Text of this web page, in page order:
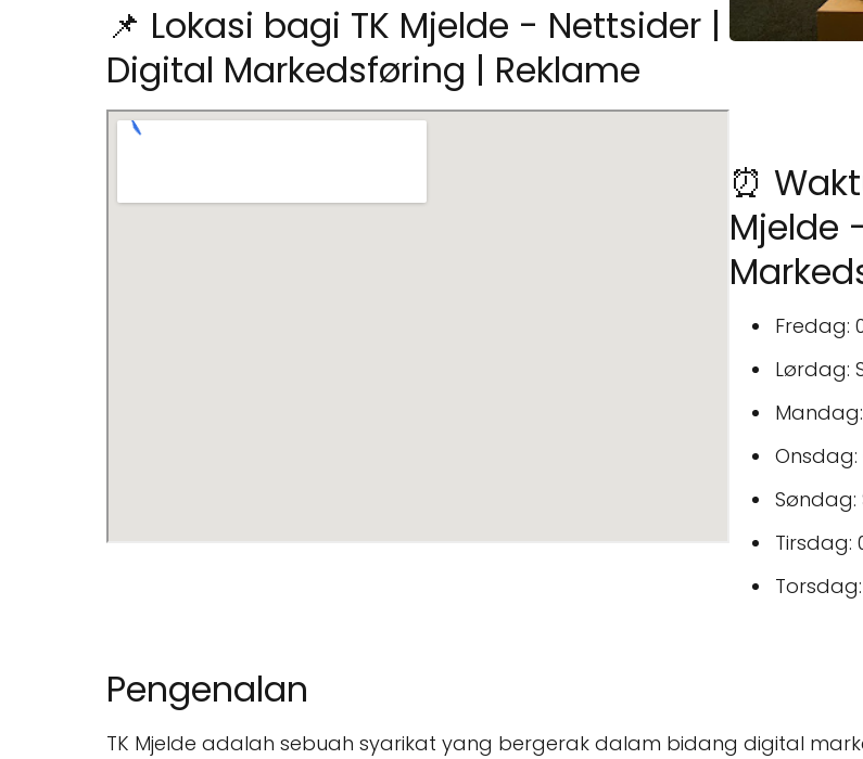
📌 Lokasi bagi TK Mjelde - Nettsider |
Digital Markedsføring | Reklame
⏰
Mjelde
Fredag:
Lørdag:
Onsdag:
Søndag:
Tirsdag:
Pengenalan
TK Mjelde adalah sebuah syarikat yang bergerak dalam bidang digital